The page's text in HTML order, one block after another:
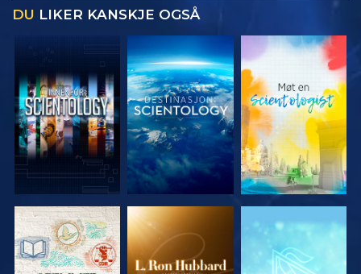
DU LIKER KANSKJE OGSÅ
UTFORSK
SERIEN
UTFORSK
SERIEN
UTFORSK
SERIEN